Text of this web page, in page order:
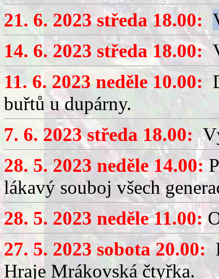
21. 6. 2023 středa 18.00:
14. 6. 2023 středa 18.00:
11. 6. 2023 neděle 10.00:
buřtů u dupárny.
7. 6. 2023 středa 18.00:
28. 5. 2023 neděle 14.00:
lákavý souboj všech
28. 5. 2023 neděle 11.00:
27. 5. 2023 sobota 20.00:
Hraje Mrákovská čtyřka.